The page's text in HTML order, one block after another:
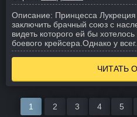
Описание: Принцесса
заключить брачный союз с
видеть которого ей бы
боевого крейсера. Однако у всег...
ЧИТАТЬ
1 2 3 4 5